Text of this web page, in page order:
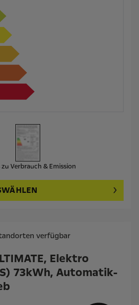
zu Verbrauch & Emission
Elektro
73kWh, Automatik-
verfügbar